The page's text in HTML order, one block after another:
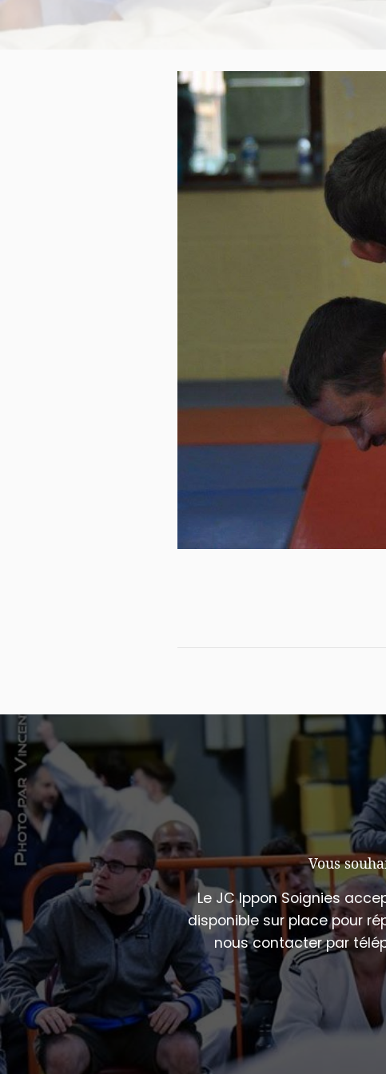
Vous
Le JC Ippon Soignies
disponible sur place pour
nous contacter par